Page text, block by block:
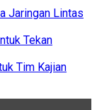
Jaringan Lintas
Tekan
Tim Kajian